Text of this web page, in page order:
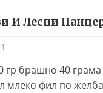
И Лесни
гр брашно 40
млеко фил по